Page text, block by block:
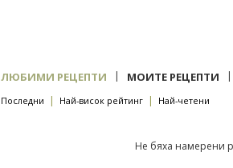
ЛЮБИМИ РЕЦЕПТИ | МОИТЕ РЕЦЕПТИ |
Последни | Най-висок рейтинг | Най-четени
Не бяха намерени